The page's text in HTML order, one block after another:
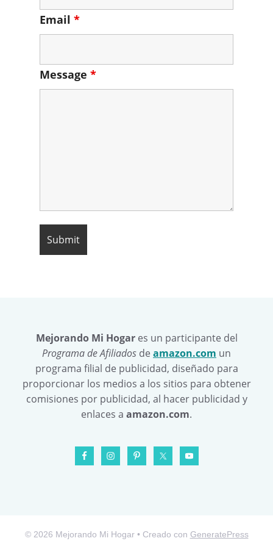
Email *
Message *
Mejorando Mi Hogares un participante del
Programa de Afiliados de amazon.com un
programa filial de publicidad, diseñado para
proporcionar los medios a los sitios para obtener
comisiones por publicidad, al hacer publicidad y
enlaces a amazon.com.
© 2026 Mejorando Mi Hogar• Creado con GeneratePress